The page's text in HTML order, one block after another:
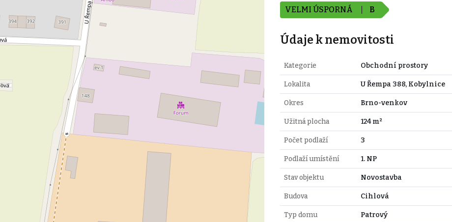
VELMI ÚSPORNÁ B
Údaje k nemovitosti
Kategorie Obchodní prostory
Lokalita U Řempa 388, Kobylnice
Okres Brno-venkov
Užitná plocha 124 m²
Počet podlaží 3
Podlaží umístění 1. NP
Stav objektu Novostavba
Budova Cihlová
Typ domu Patrový